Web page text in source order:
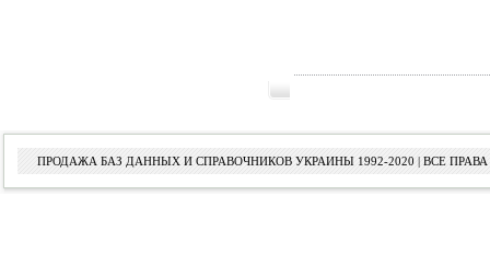
ПРОДАЖА БАЗ ДАННЫХ И СПРАВОЧНИКОВ УКРАИНЫ 1992-2020 | ВСЕ